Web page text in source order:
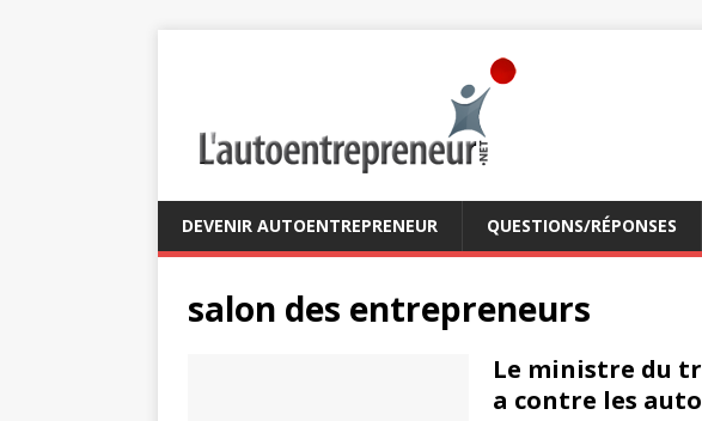
DEVENIR AUTOENTREPRENEUR QUESTIONS/RÉPONSES
salon des entrepreneurs
Le ministre du
a contre les